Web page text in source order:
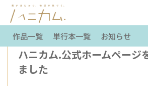
作品一覧 単行本一覧 お知らせ
お知らせ 2022.05.30
ハニカム.公式ホームページ
ました